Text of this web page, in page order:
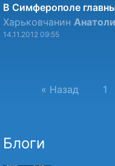
В Симферополе
Харьковчанин
14.11.2012 09:55
« Назад 1
Блоги